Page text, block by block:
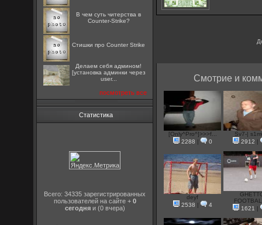
В чем суть читерства в
Counter-Strike?
Стишки про Counter Strike
Делаем себя админом!
[установка админки через
user...
посмотреть все
Статистика
Всего: 34335 зарегистрированных
пользователей на сайте + 0
сегодняи (0 вчера)
Смотрие и
[Only^Pro^]>>>f...
2288
0
Sv7-|
2912
deyf
2538
4
1621